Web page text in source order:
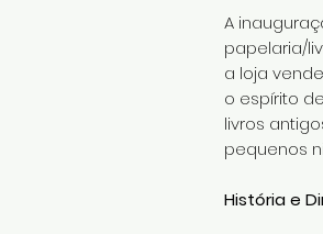
A
papelaria/
a loja
o espírito
livros
pequenos
História e